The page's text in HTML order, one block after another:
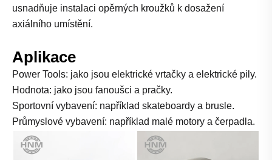
usnadňuje instalaci opěrných kroužků k dosažení
axiálního umístění.
Aplikace
Power Tools: jako jsou elektrické vrtačky a elektrické pily.
Hodnota: jako jsou fanoušci a pračky.
Sportovní vybavení: například skateboardy a brusle.
Průmyslové vybavení: například malé motory a čerpadla.